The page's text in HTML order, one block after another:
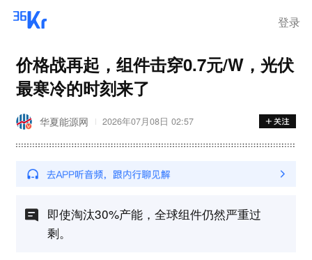
登录
价格战再起，组件击穿0.7元/W，光伏
最寒冷的时刻来了
华夏能源网 2026年07月08日 02:57
即使淘汰30%产能，全球组件仍然严重过
剩。